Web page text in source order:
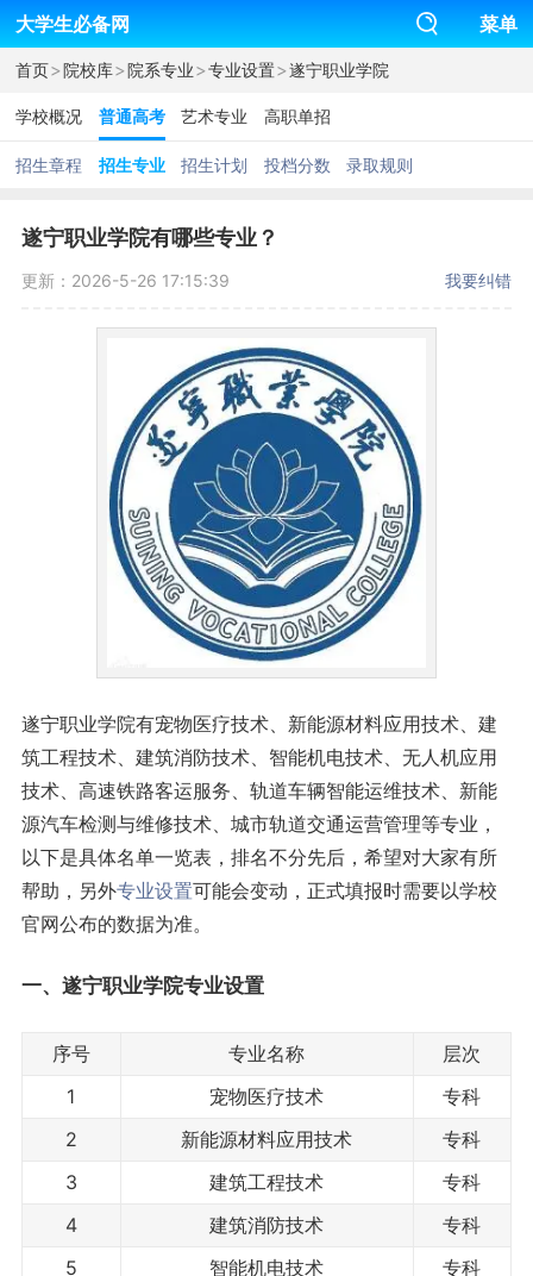
大学生必备网 菜单
首页>院校库>院系专业>专业设置>遂宁职业学院
学校概况 普通高考 艺术专业 高职单招
招生章程 招生专业 招生计划 投档分数 录取规则
遂宁职业学院有哪些专业？
更新：2026-5-26 17:15:39 我要纠错
遂宁职业学院有宠物医疗技术、新能源材料应用技术、建
筑工程技术、建筑消防技术、智能机电技术、无人机应用
技术、高速铁路客运服务、轨道车辆智能运维技术、新能
源汽车检测与维修技术、城市轨道交通运营管理等专业，
以下是具体名单一览表，排名不分先后，希望对大家有所
帮助，另外专业设置可能会变动，正式填报时需要以学校
官网公布的数据为准。
一、遂宁职业学院专业设置
序号 专业名称
层次
1
宠物医疗技术
专科
2
新能源材料应用技术
专科
3
建筑工程技术
专科
4
建筑消防技术
专科
5
智能机电技术
专科